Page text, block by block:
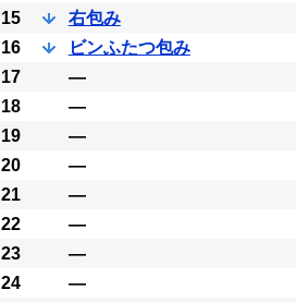
15
右包み
16
ビンふたつ包み
17
―
18
―
19
―
20
―
21
―
22
―
23
―
24
―